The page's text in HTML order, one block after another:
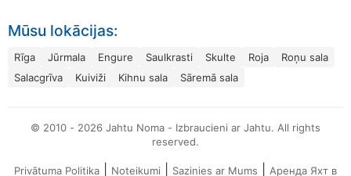
Mūsu lokācijas:
Rīga Jūrmala Engure Saulkrasti Skulte Roja
Roņu sala
Salacgrīva
Kuiviži Kihnu sala Sāremā sala
© 2010 - 2026 Jahtu Noma - Izbraucieni ar Jahtu. All rights
reserved.
Privātuma Politika Noteikumi Sazinies ar Mums Аренда Яхт в